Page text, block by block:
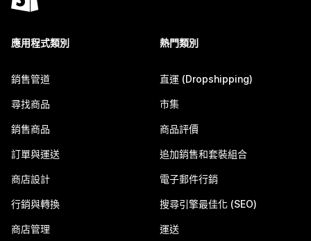
應用程式類別
銷售管道
尋找商品
銷售商品
訂單與運送
商店設計
行銷與轉換
商店管理
熱門類別
直運 (Dropshipping)
市集
商品評價
追加銷售和套裝組合
電子郵件行銷
搜尋引擎最佳化 (SEO)
運送